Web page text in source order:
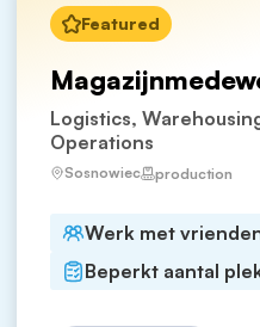
Featured
Logistics,
Operations
Sosnowiec production
Werk met
Beperkt aantal